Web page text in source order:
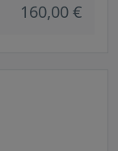
160,00 €